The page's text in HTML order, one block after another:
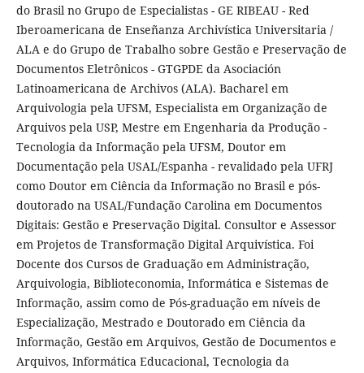
do Brasil no Grupo de Especialistas - GE RIBEAU - Red
Iberoamericana de Enseñanza Archivística Universitaria /
ALA e do Grupo de Trabalho sobre Gestão e Preservação de
Documentos Eletrônicos - GTGPDE da Asociación
Latinoamericana de Archivos (ALA). Bacharel em
Arquivologia pela UFSM, Especialista em Organização de
Arquivos pela USP, Mestre em Engenharia da Produção -
Tecnologia da Informação pela UFSM, Doutor em
Documentação pela USAL/Espanha - revalidado pela UFRJ
como Doutor em Ciência da Informação no Brasil e pós-
doutorado na USAL/Fundação Carolina em Documentos
Digitais: Gestão e Preservação Digital. Consultor e Assessor
em Projetos de Transformação Digital Arquivística. Foi
Docente dos Cursos de Graduação em Administração,
Arquivologia, Biblioteconomia, Informática e Sistemas de
Informação, assim como de Pós-graduação em níveis de
Especialização, Mestrado e Doutorado em Ciência da
Informação, Gestão em Arquivos, Gestão de Documentos e
Arquivos, Informática Educacional, Tecnologia da